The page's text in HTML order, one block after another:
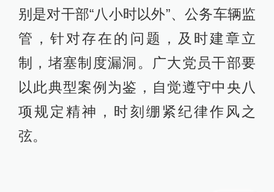
别是对干部“八小时以外”、公务车辆监
管，针对存在的问题，及时建章立
制，堵塞制度漏洞。广大党员干部要
以此典型案例为鉴，自觉遵守中央八
项规定精神，时刻绷紧纪律作风之
弦。